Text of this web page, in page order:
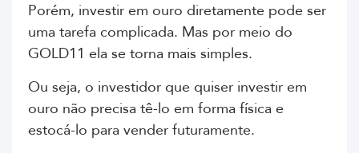
Porém, investir em ouro diretamente pode ser
uma tarefa complicada. Mas por meio do
GOLD11 ela se torna mais simples.
Ou seja, o investidor que quiser investir em
ouro não precisa tê-lo em forma física e
estocá-lo para vender futuramente.